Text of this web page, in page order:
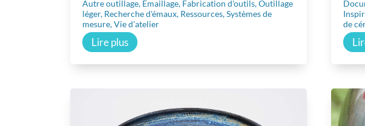
Autre outillage, Émaillage, Fabrication d'outils,Outillage
léger, Recherche d'émaux, Ressources,Systèmes de
mesure,Vie d'atelier
Lire plus
de